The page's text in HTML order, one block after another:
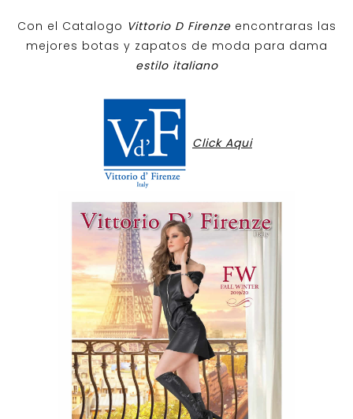
Con el Catalogo Vittorio D Firenzeencontraras las
mejores botas y zapatos de moda para dama
estilo italiano
Click Aqui